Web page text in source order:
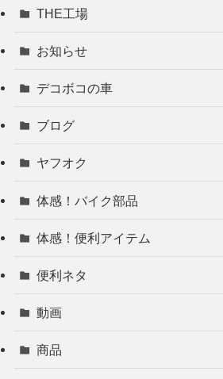
THE工場
お知らせ
デコボコの車
ブログ
ヤフオク
体感！バイク部品
体感！便利アイテム
便利ネタ
動画
商品